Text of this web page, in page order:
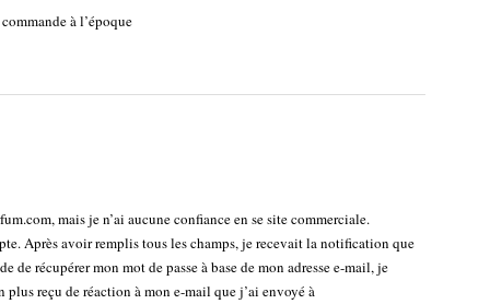
à l’époque
mais je n’ai aucune confiance en se site commerciale.
Après avoir remplis tous les champs, je recevait la notification que
de récupérer mon mot de passe à base de mon adresse e-mail, je
plus reçu de réaction à mon e-mail que j’ai envoyé à